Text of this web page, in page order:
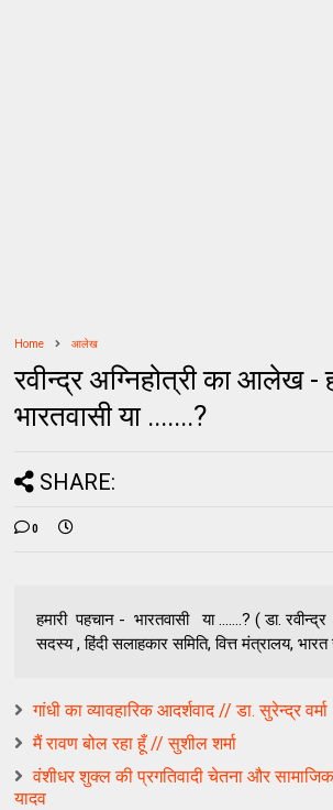
Home आलेख
रवीन्द्र अग्निहोत्री का आलेख -
भारतवासी या .......?
SHARE:
0
हमारी पहचान - भारतवासी या .......? ( डा. रवीन्द्र
सदस्य , हिंदी सलाहकार समिति, वित्त मंत्रालय,
गांधी का व्यावहारिक आदर्शवाद // डा. सुरेन्द्र वर्मा
मैं रावण बोल रहा हूँ // सुशील शर्मा
वंशीधर शुक्‍ल की प्रगतिवादी चेतना और
यादव